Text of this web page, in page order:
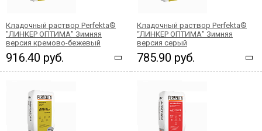
Кладочный раствор Perfekta®
"ЛИНКЕР ОПТИМА" Зимняя
версия кремово-бежевый
916.40 руб.
Кладочный раствор Perfekta®
“ЛИНКЕР ОПТИМА" Зимняя
версия серый
785.90 руб.